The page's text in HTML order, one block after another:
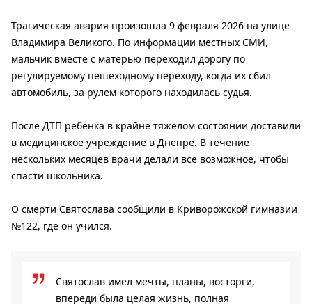
Трагическая авария произошла 9 февраля 2026 на улице
Владимира Великого. По информации местных СМИ,
мальчик вместе с матерью переходил дорогу по
регулируемому пешеходному переходу, когда их сбил
автомобиль, за рулем которого находилась судья.
После ДТП ребенка в крайне тяжелом состоянии доставили
в медицинское учреждение в Днепре. В течение
нескольких месяцев врачи делали все возможное, чтобы
спасти школьника.
О смерти Святослава сообщили в Криворожской гимназии
№122, где он учился.
Святослав имел мечты, планы, восторги,
впереди была целая жизнь, полная